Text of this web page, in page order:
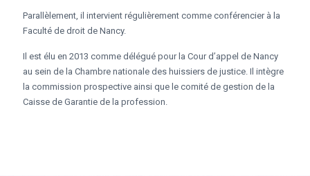
Parallèlement, il intervient régulièrement comme conférencier à la
Faculté de droit de Nancy.
Il est élu en 2013 comme délégué pour la Cour d’appel de Nancy
au sein de la Chambre nationale des huissiers de justice. Il intègre
la commission prospective ainsi que le comité de gestion de la
Caisse de Garantie de la profession.